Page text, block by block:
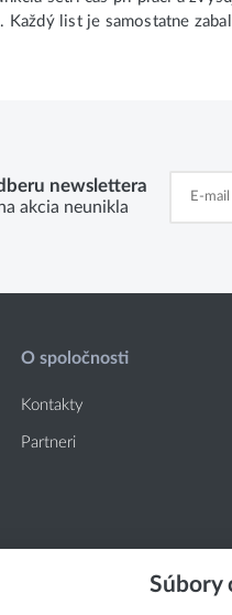
list je samostatne
newslettera
akcia neunikla
O spoločnosti
Kontakty
Partneri
Súbory